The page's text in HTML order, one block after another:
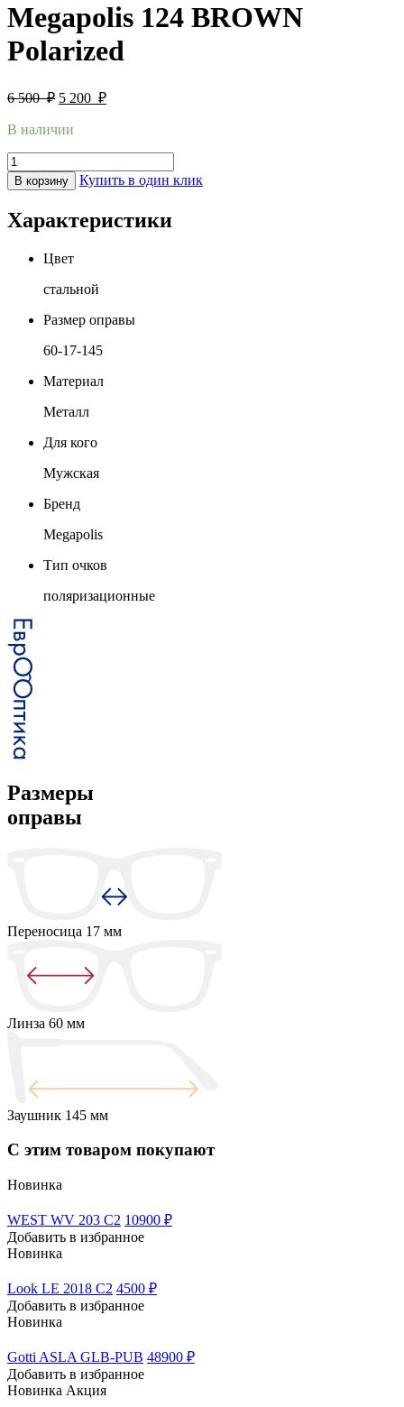
Megapolis 124 BROWN
Polarized
6 500₽ 5 200 ₽
В наличии
В корзину Купить в один клик
Характеристики
Цвет
стальной
Размер оправы
60-17-145
Материал
Металл
Для кого
Мужская
Бренд
Megapolis
Тип очков
поляризационные
Размеры
оправы
Переносица 17 мм
Линза 60 мм
Заушник 145 мм
С этим товаром покупают
Новинка
WEST WV 203 C2 10900 ₽
Добавить в избранное
Новинка
Look LE 2018 C2 4500 ₽
Добавить в избранное
Новинка
Gotti ASLA GLB-PUB 48900 ₽
Добавить в избранное
Новинка Акция